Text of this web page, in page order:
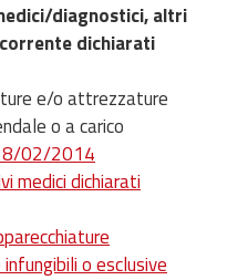
diagnostici, altri
dichiarati
e/o attrezzature
o a carico
02/2014
medici dichiarati
o esclusive